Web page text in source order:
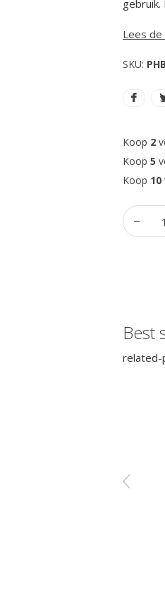
Lees
SKU:
Koop 2
Koop 5
Koop 10
Best
related-